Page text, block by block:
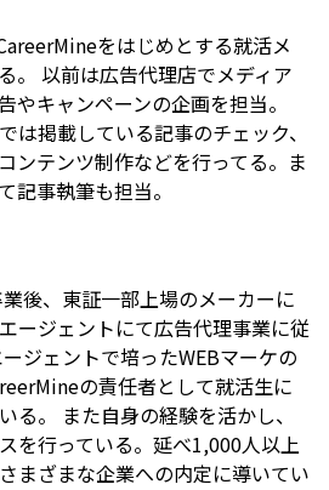
をはじめとする就活メ
。 以前は広告代理店でメディア
やキャンペーンの企画を担当。
は掲載している記事のチェック、
ンテンツ制作などを行ってる。ま
記事執筆も担当。
後、東証一部上場のメーカーに
ージェントにて広告代理事業に従
ジェントで培ったWEBマーケの
の責任者として就活生に
る。 また自身の経験を活かし、
を行っている。延べ1,000人以上
まざまな企業への内定に導いてい